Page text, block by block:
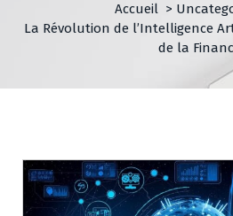
Accueil >
La Révolution de l’Intelligence
de la